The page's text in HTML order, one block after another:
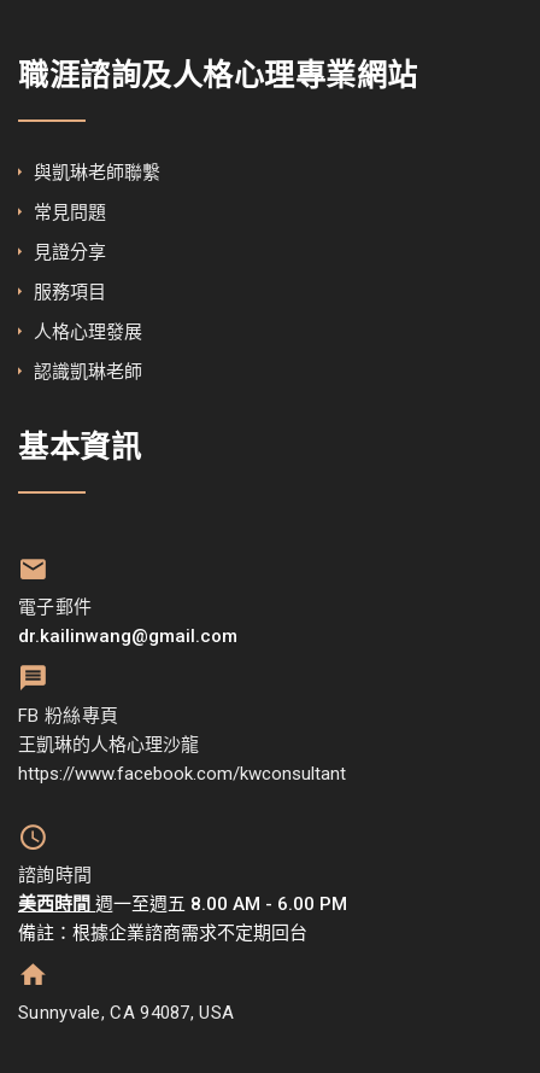
職涯諮詢及人格心理專業網站
與凱琳老師聯繫
常見問題
見證分享
服務項目
人格心理發展
認識凱琳老師
基本資訊
電子郵件
dr.kailinwang@gmail.com
FB 粉絲專頁
王凱琳的人格心理沙龍
https://www.facebook.com/kwconsultant
諮詢時間
美西時間 週一至週五 8.00 AM - 6.00 PM
備註：根據企業諮商需求不定期回台
Sunnyvale, CA 94087, USA